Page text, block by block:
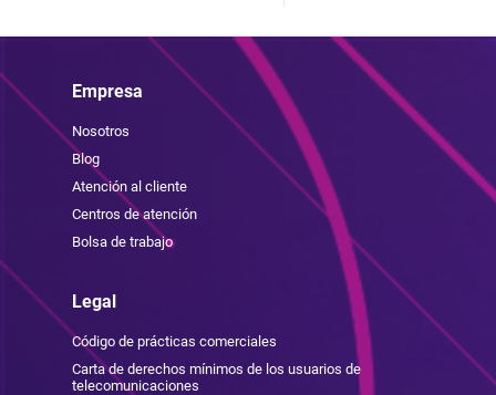
Empresa
Nosotros
Blog
Atención al cliente
Centros de atención
Bolsa de trabajo
Legal
Código de prácticas comerciales
Carta de derechos mínimos de los usuarios de
telecomunicaciones